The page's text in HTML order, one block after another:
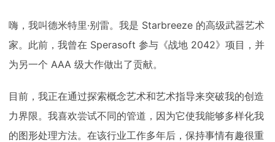
嗨，我叫德米特里·别雷。我是 Starbreeze 的高级武器艺术
家。此前，我曾在 Sperasoft 参与《战地 2042》项目，并
为另一个 AAA 级大作做出了贡献。
目前，我正在通过探索概念艺术和艺术指导来突破我的创造
力界限。我喜欢尝试不同的管道，因为它使我能够多样化我
的图形处理方法。在该行业工作多年后，保持事情有趣很重